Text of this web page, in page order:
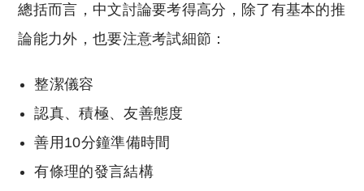
總括而言，中文討論要考得高分，除了有基本的推
論能力外，也要注意考試細節：
整潔儀容
認真、積極、友善態度
善用10分鐘準備時間
有條理的發言結構